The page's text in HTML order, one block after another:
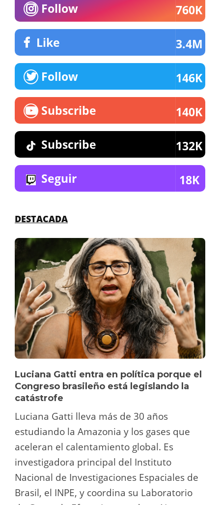
Follow 760K
Like 3.4M
Follow 146K
Subscribe 140K
Subscribe 132K
Seguir 18K
DESTACADA
Luciana Gatti entra en política porque el
Congreso brasileño está legislando la
catástrofe
Luciana Gatti lleva más de 30 años
estudiando la Amazonia y los gases que
aceleran el calentamiento global. Es
investigadora principal del Instituto
Nacional de Investigaciones Espaciales de
Brasil, el INPE, y coordina su Laboratorio